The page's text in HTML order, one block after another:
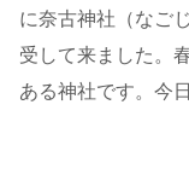
に奈古神社（な
受して来ました。
ある神社です。今